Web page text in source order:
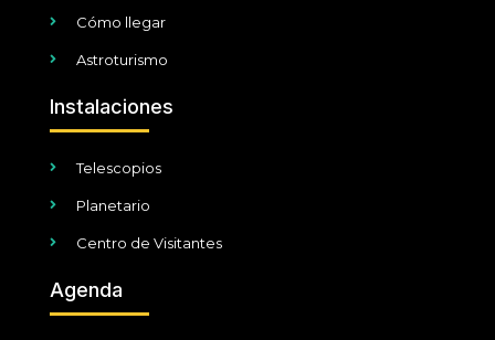
Cómo llegar
Astroturismo
Instalaciones
Telescopios
Planetario
Centro de Visitantes
Agenda